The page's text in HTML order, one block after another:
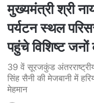
मुख्यमंत्री श्री
पर्यटन स्थल
पहुंचे विशिष्ट जनों
39 वें सूरजकुंड
सिंह सैनी की मेजबानी में
मेहमान